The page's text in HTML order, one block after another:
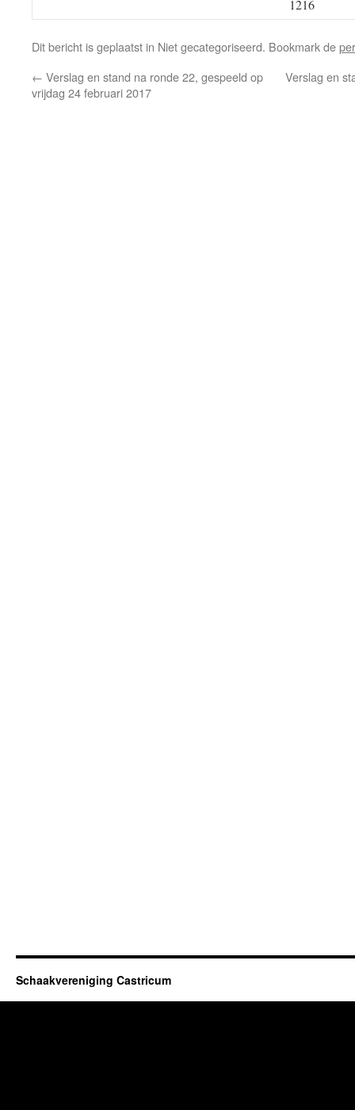
1216
Dit bericht is geplaatst in Niet gecategoriseerd. Bookmark de
← Verslag en stand na ronde 22, gespeeld op
vrijdag 24 februari 2017
Verslag en
Schaakvereniging Castricum